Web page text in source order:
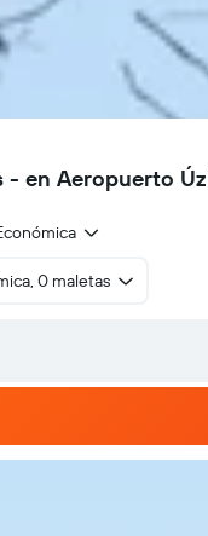
- en Aeropuerto
0 maletas